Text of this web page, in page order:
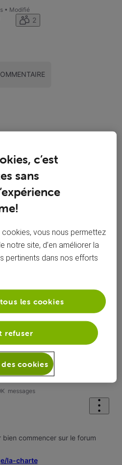
• Modifié
2
+9 plus
messages
commencer sur le forum
la-charte
c’est
sans
vous nous permettez
notre site, d’en améliorer la
pertinents dans nos efforts
refuser
les cookies
cookies